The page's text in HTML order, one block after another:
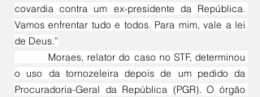
covardia contra um ex-presidente da República.
Vamos enfrentar tudo e todos. Para mim, vale a lei
de Deus.”
o uso da tornozeleira depois de um pedido da
Procuradoria-Geral da República (PGR). O órgão